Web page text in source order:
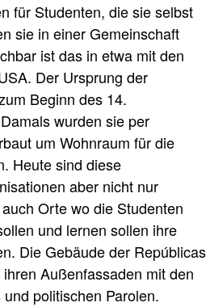
für Studenten, die sie selbst
sie in einer Gemeinschaft
ist das in etwa mit den
Der Ursprung der
Beginn des 14.
wurden sie per
um Wohnraum für die
Heute sind diese
aber nicht nur
Orte wo die Studenten
und lernen sollen ihre
Die Gebäude der Repúblicas
Außenfassaden mit den
politischen Parolen.